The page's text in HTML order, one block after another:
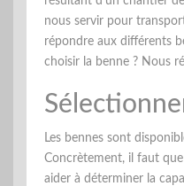
nous servir pour
répondre aux différents
choisir la benne ? Nous
Les bennes sont
Concrètement, il faut
aider à déterminer la